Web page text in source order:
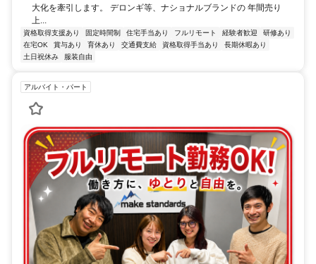
大化を牽引します。 デロンギ等、ナショナルブランドの 年間売り
上...
資格取得支援あり 固定時間制 住宅手当あり フルリモート 経験者歓迎
研修あり
在宅OK
賞与あり 育休あり 交通費支給 資格取得手当あり
長期休暇あり
土日祝休み
服装自由
アルバイト・パート